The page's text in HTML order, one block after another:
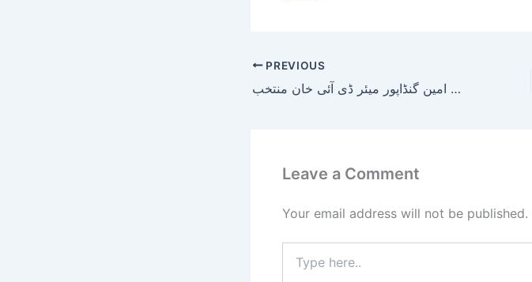
PREVIOUS
عمر امین گنڈاپور میئر ڈی آئی خان منتخب
Leave a Comment
Your email address will not be published.
here..